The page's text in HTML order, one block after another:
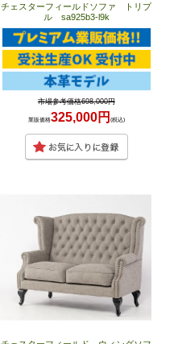
チェスターフィールドソファ トリプ
ル sa925b3-l9k
市場参考価格698,000円
業販価格325,000円 (税込)